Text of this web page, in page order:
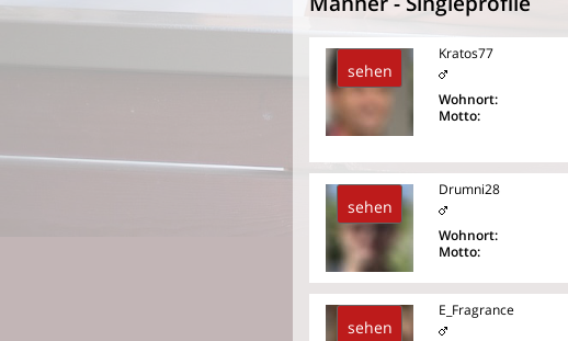
sehen
Kratos77
Wohnort:
Motto:
sehen
Drumni28
Wohnort:
Motto:
sehen
E_Fragrance